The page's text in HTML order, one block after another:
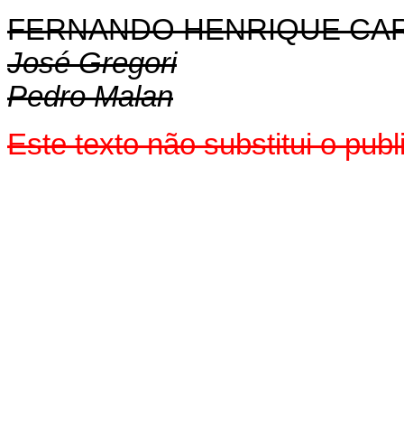
FERNANDO HENRIQUE
José Gregori
Pedro Malan
Este texto não substitui o